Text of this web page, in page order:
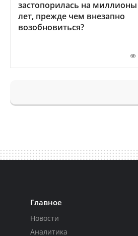
застопорилась на миллионы
лет, прежде чем внезапно
возобновиться?
Главное
Новости
Аналитика